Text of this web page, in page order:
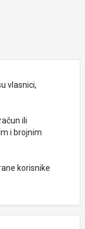
vlasnici,
ili
i brojnim
korisnike